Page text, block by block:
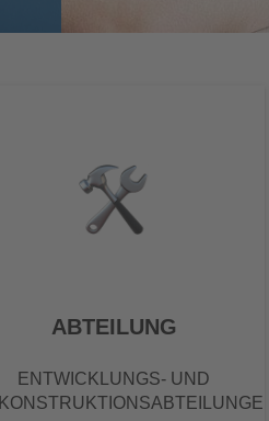
ABTEILUNG
ENTWICKLUNGS- UND
KONSTRUKTIONSABTEILUNGEN